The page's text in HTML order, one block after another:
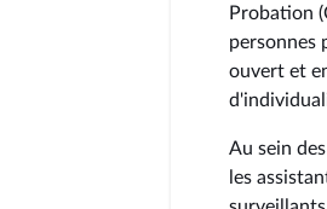
Probation
personnes
ouvert et
Au sein
les